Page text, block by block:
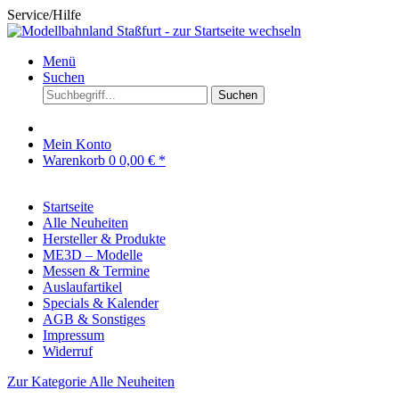
Service/Hilfe
Menü
Suchen
Suchen
Mein Konto
Warenkorb 0 0,00 € *
Startseite
Alle Neuheiten
Hersteller & Produkte
ME3D – Modelle
Messen & Termine
Auslaufartikel
Specials & Kalender
AGB & Sonstiges
Impressum
Widerruf
Zur Kategorie Alle Neuheiten